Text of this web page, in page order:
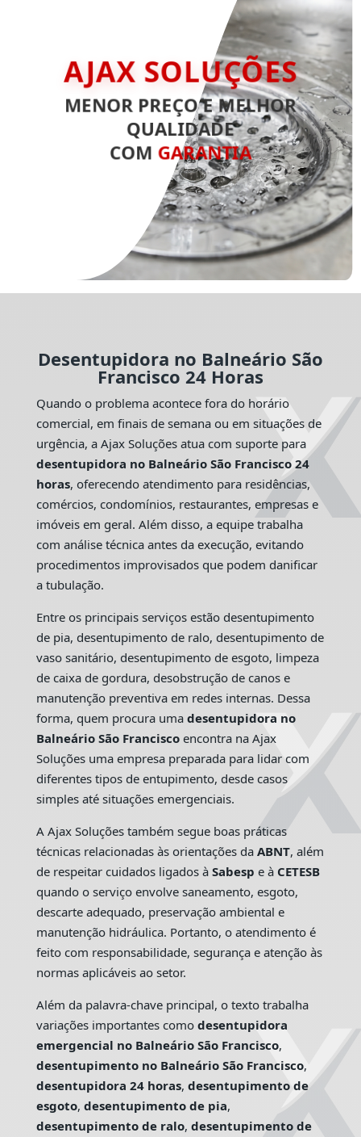
AJAX SOLUÇÕES
MENOR PREÇO E MELHOR
QUALIDADE
COM GARANTIA
Desentupidora no Balneário São
Francisco 24 Horas
Quando o problema acontece fora do horário
comercial, em finais de semana ou em situações de
urgência, a Ajax Soluções atua com suporte para
desentupidora no Balneário São Francisco 24
horas, oferecendo atendimento para residências,
comércios, condomínios, restaurantes, empresas e
imóveis em geral. Além disso, a equipe trabalha
com análise técnica antes da execução, evitando
procedimentos improvisados que podem danificar
a tubulação.
Entre os principais serviços estão desentupimento
de pia, desentupimento de ralo, desentupimento de
vaso sanitário, desentupimento de esgoto, limpeza
de caixa de gordura, desobstrução de canos e
manutenção preventiva em redes internas. Dessa
forma, quem procura uma desentupidora no
Balneário São Franciscoencontra na Ajax
Soluções uma empresa preparada para lidar com
diferentes tipos de entupimento, desde casos
simples até situações emergenciais.
A Ajax Soluções também segue boas práticas
técnicas relacionadas às orientações da ABNT, além
de respeitar cuidados ligados à Sabesp e à CETESB
quando o serviço envolve saneamento, esgoto,
descarte adequado, preservação ambiental e
manutenção hidráulica. Portanto, o atendimento é
feito com responsabilidade, segurança e atenção às
normas aplicáveis ao setor.
Além da palavra-chave principal, o texto trabalha
variações importantes como desentupidora
emergencial no Balneário São Francisco,
desentupimento no Balneário São Francisco,
desentupidora 24 horas, desentupimento de
esgoto, desentupimento de pia,
desentupimento de ralo, desentupimento de